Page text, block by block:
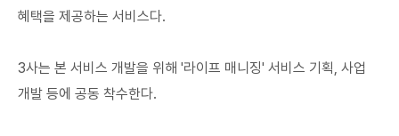
혜택을 제공하는 서비스다.
3사는 본 서비스 개발을 위해 '라이프 매니징' 서비스 기획, 사업
개발 등에 공동 착수한다.